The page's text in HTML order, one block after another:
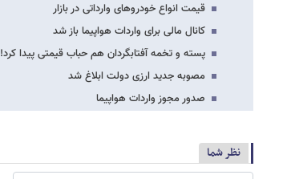
قیمت انواع خودروهای وارداتی در بازار
کانال مالی برای واردات هواپیما باز شد
پسته و تخمه آفتابگردان هم حباب قیمتی پیدا کرد!
مصوبه جدید ارزی دولت ابلاغ شد
صدور مجوز واردات هواپیما
نظر شما